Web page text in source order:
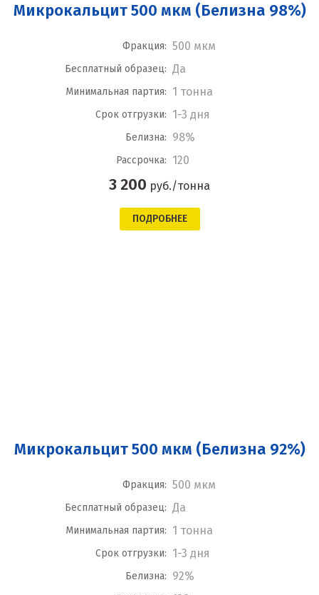
Микрокальцит 500 мкм (Белизна 98%)
Фракция: 500 мкм
Бесплатный образец: Да
Минимальная партия: 1 тонна
Срок отгрузки: 1-3 дня
Белизна: 98%
Рассрочка: 120
3 200 руб./тонна
ПОДРОБНЕЕ
Микрокальцит 500 мкм (Белизна 92%)
Фракция: 500 мкм
Бесплатный образец: Да
Минимальная партия: 1 тонна
Срок отгрузки: 1-3 дня
Белизна: 92%